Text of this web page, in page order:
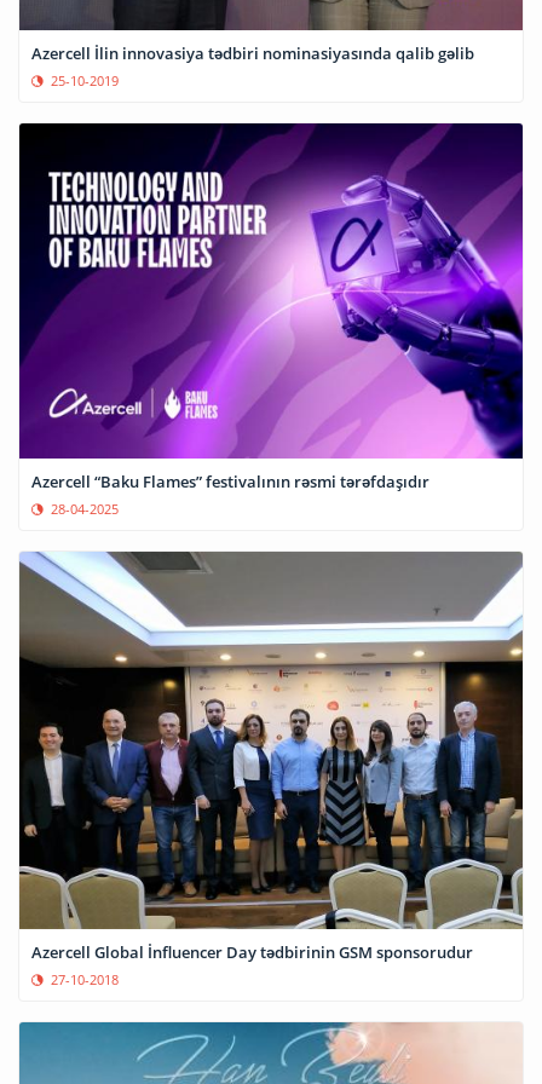
Azercell İlin innovasiya tədbiri nominasiyasında qalib gəlib
25-10-2019
Azercell “Baku Flames” festivalının rəsmi tərəfdaşıdır
28-04-2025
Azercell Global İnfluencer Day tədbirinin GSM sponsorudur
27-10-2018